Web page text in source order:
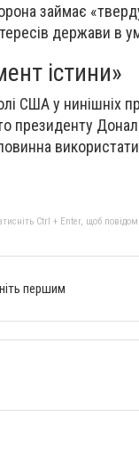
займає
держави в
істини»
США у нинішніх
президенту
Ctrl + Enter, щоб
першим